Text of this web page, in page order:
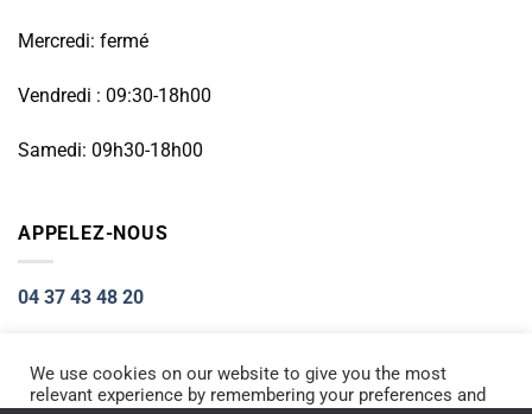
Mercredi: fermé
Vendredi : 09:30-18h00
Samedi: 09h30-18h00
APPELEZ-NOUS
04 37 43 48 20
Visa PayPal Stripe MasterCardCash
We use cookies on our website to give you the most
relevant experience by remembering your preferences and